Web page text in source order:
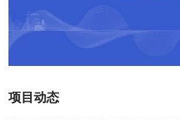
项目动态